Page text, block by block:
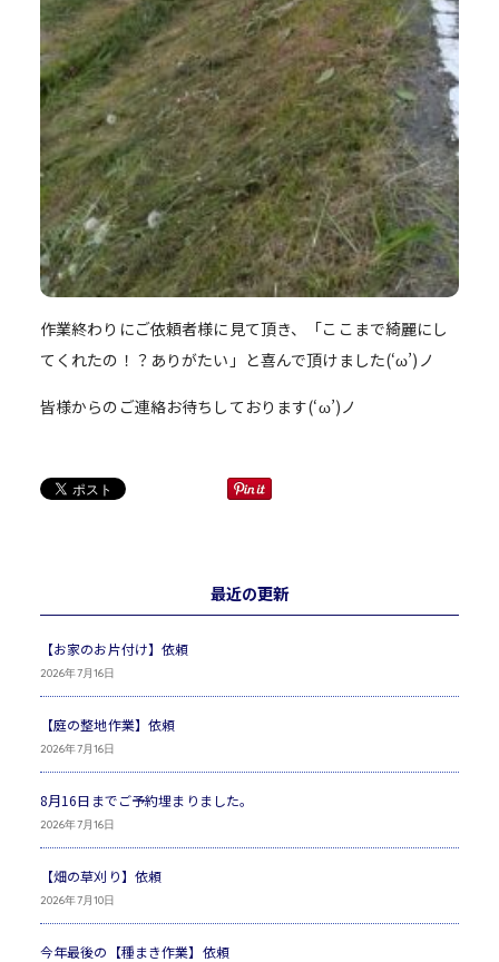
作業終わりにご依頼者様に見て頂き、「ここまで綺麗にし
てくれたの！？ありがたい」と喜んで頂けました(‘ω’)ノ
皆様からのご連絡お待ちしております(‘ω’)ノ
最近の更新
【お家のお片付け】依頼
2026年7月16日
【庭の整地作業】依頼
2026年7月16日
8月16日までご予約埋まりました。
2026年7月16日
【畑の草刈り】依頼
2026年7月10日
今年最後の【種まき作業】依頼